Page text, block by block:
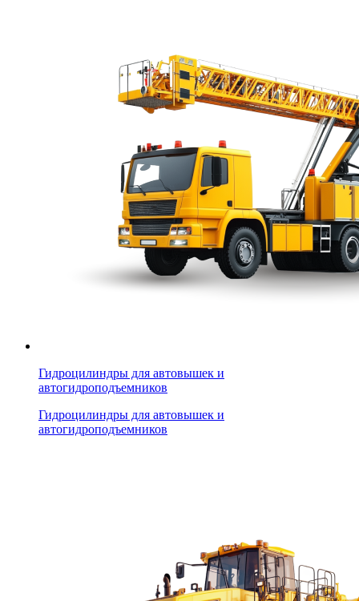
Гидроцилиндры для автовышек и
автогидроподъемников
Гидроцилиндры для автовышек и
автогидроподъемников